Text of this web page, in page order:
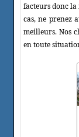
facteurs donc
cas, ne prenez
meilleurs. Nos
en toute